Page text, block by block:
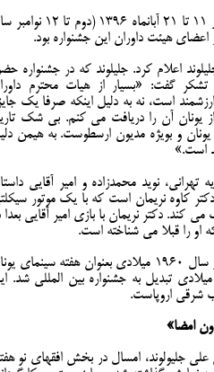
جشنواره بین المللی فیلم تسالونیکی از ۱۱ تا ۲۱ آبانماه ۱۳۹۶
اعلام کرد. جلیلوند که در جشنواره
گفت: «بسیار از هیات محترم
است، نه به دلیل اینکه صرفا یک
یونان آن را دریافت می کنم. بی شک
یونان و بویژه مدیون ارسطوست. به هیمن
است.»
تهرانی، نوید محمدزاده و امیر آقایی
کاوه نریمان است که با یک موتور
کند. دکتر نریمان با بازی امیر آقایی بعدا
را قبلا می شناخته است.
جشنواره بین المللی فیلم تسالونیکی در سال ۱۹۶۰ میلادی بعنوان هفته سینمای
کارش را شروع کرد و از سال ۱۹۹۲ میلادی تبدیل به جشنواره بین المللی شد.
شرقی اروپاست.
امضا»
جلیولوند، امسال در بخش افقهای نو